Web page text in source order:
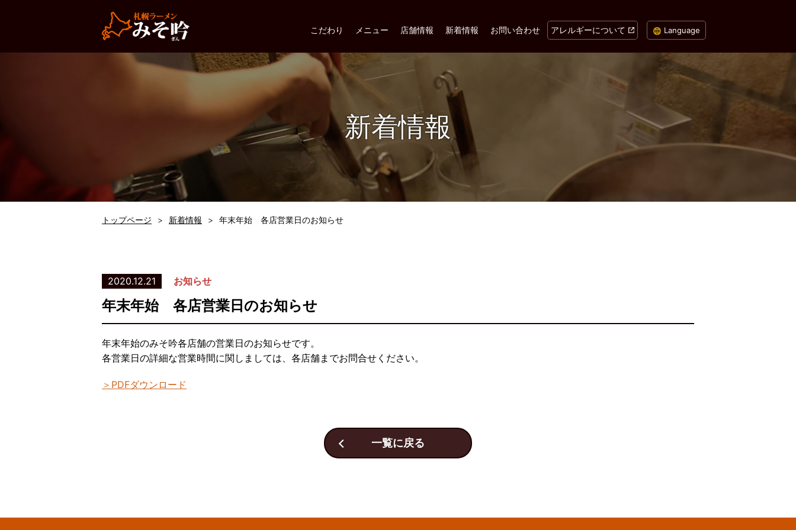
Language
こだわり メニュー 店舗情報 新着情報 お問い合わせ アレルギーについて
新着情報
トップページ 新着情報 年末年始 各店営業日のお知らせ
2020.12.21 お知らせ
年末年始 各店営業日のお知らせ
年末年始のみそ吟各店舗の営業日のお知らせです。
各営業日の詳細な営業時間に関しましては、各店舗までお問合せください。
PDFダウンロード
一覧に戻る